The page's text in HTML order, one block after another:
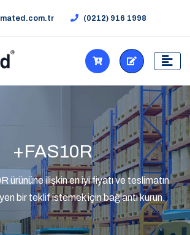
(0212) 916 1998
+FAS10R
ürününe ilişkin en iyi fiyatı ve teslimatın
bir teklif istemek için bağlantı kurun.